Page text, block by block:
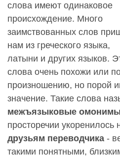
слова имеют одинаковое
происхождение. Много
заимствованных слов
нам из греческого языка,
латыни и других языков.
слова очень похожи или
произношению, но порой
значение. Такие слова
межъязыковые омонимы
просторечии укоренилось
друзьям переводчика -
такими понятными,